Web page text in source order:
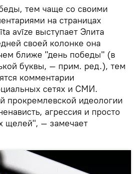
тем чаще со своими
на страницах
avīze выступает Элита
своей колонке она
ближе "день победы" (в
буквы, — прим. ред.), тем
комментарии
сетях и СМИ.
прокремлевской идеологии
агрессия и просто
щелей", — замечает